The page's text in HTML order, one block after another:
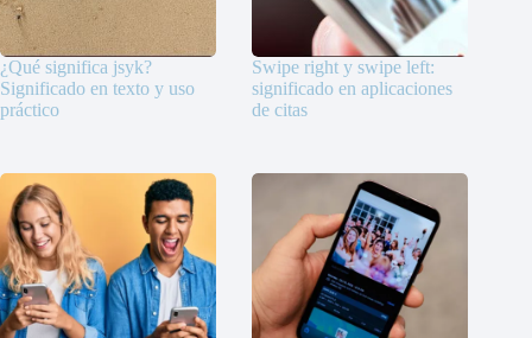
¿Qué significa jsyk?
Significado en texto y uso
práctico
Swipe right y swipe left:
significado en aplicaciones
de citas